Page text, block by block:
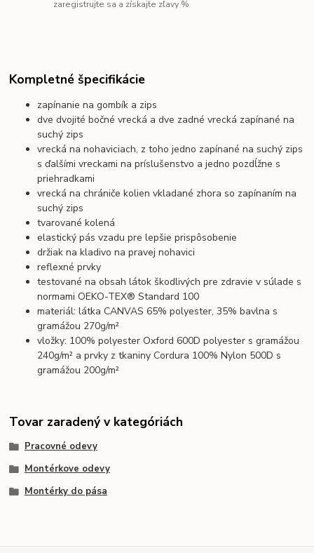
zaregistrujte sa a získajte zľavy %
Kompletné špecifikácie
zapínanie na gombík a zips
dve dvojité bočné vrecká a dve zadné vrecká zapínané na
suchý zips
vrecká na nohaviciach, z toho jedno zapínané na suchý zips
s ďalšími vreckami na príslušenstvo a jedno pozdĺžne s
priehradkami
vrecká na chrániče kolien vkladané zhora so zapínaním na
suchý zips
tvarované kolená
elastický pás vzadu pre lepšie prispôsobenie
držiak na kladivo na pravej nohavici
reflexné prvky
testované na obsah látok škodlivých pre zdravie v súlade s
normami OEKO-TEX® Standard 100
materiál: látka CANVAS 65% polyester, 35% bavlna s
gramážou 270g/m²
vložky: 100% polyester Oxford 600D polyester s gramážou
240g/m² a prvky z tkaniny Cordura 100% Nylon 500D s
gramážou 200g/m²
Tovar zaradený v kategóriách
Pracovné odevy
Montérkove odevy
Montérky do pása